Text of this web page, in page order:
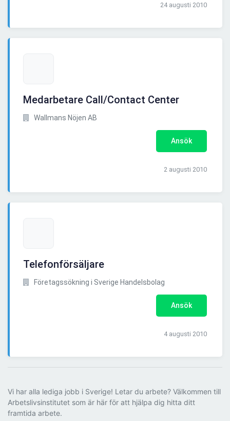
24 augusti 2010
Medarbetare Call/Contact Center
Wallmans Nöjen AB
Ansök
2 augusti 2010
Telefonförsäljare
Företagssökning i Sverige Handelsbolag
Ansök
4 augusti 2010
Vi har alla lediga jobb i Sverige! Letar du arbete? Välkommen till
Arbetslivsinstitutet som är här för att hjälpa dig hitta ditt
framtida arbete.